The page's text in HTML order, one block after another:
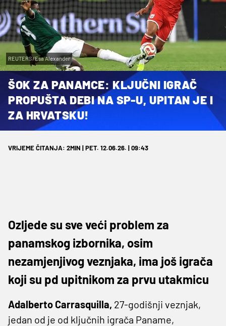
REUTERS/Esa Alexander
ŠOK ZA PANAMCE: KLJUČNI IGRAČ
PROPUŠTA DEBI NA SP-U, UPITAN JE I
ZA HRVATSKU!
VRIJEME ČITANJA: 2MIN | PET. 12.06.26. | 09:43
Ozljede su sve veći problem za
panamskog izbornika, osim
nezamjenjivog veznjaka, ima još igrača
koji su pd upitnikom za prvu utakmicu
Adalberto Carrasquilla, 27-godišnji veznjak,
jedan od je od ključnih igrača Paname,